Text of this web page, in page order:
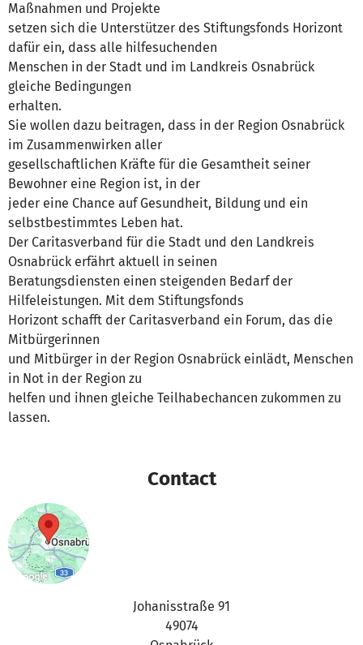
Maßnahmen und Projekte
setzen sich die Unterstützer des Stiftungsfonds Horizont
dafür ein, dass alle hilfesuchenden
Menschen in der Stadt und im Landkreis Osnabrück
gleiche Bedingungen
erhalten.
Sie wollen dazu beitragen, dass in der Region Osnabrück
im Zusammenwirken aller
gesellschaftlichen Kräfte für die Gesamtheit seiner
Bewohner eine Region ist, in der
jeder eine Chance auf Gesundheit, Bildung und ein
selbstbestimmtes Leben hat.
Der Caritasverband für die Stadt und den Landkreis
Osnabrück erfährt aktuell in seinen
Beratungsdiensten einen steigenden Bedarf der
Hilfeleistungen. Mit dem Stiftungsfonds
Horizont schafft der Caritasverband ein Forum, das die
Mitbürgerinnen
und Mitbürger in der Region Osnabrück einlädt, Menschen
in Not in der Region zu
helfen und ihnen gleiche Teilhabechancen zukommen zu
lassen.
Contact
Johanisstraße 91
49074